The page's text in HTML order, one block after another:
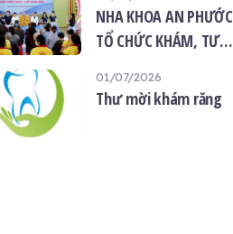
mùa Vu lan”
NHA KHOA AN PHƯỚC
TỔ CHỨC KHÁM, TƯ
MIỆNG MIỄN PHÍ TẠI
01/07/2026
Thư mời khám răng